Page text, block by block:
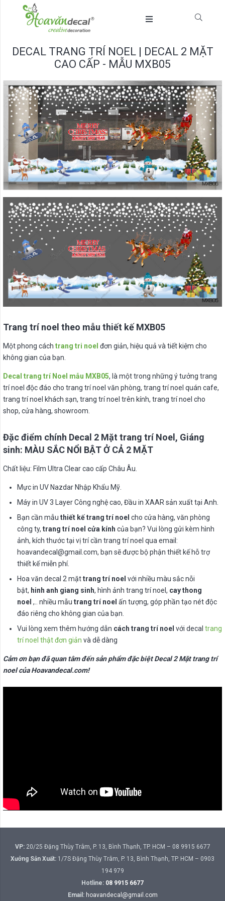
DECAL TRANG TRÍ NOEL | DECAL 2 MẶT
CAO CẤP - MẪU MXB05
Trang trí noel theo mẫu thiết kế MXB05
Một phong cách trang tri noel đơn giản, hiệu quả và tiết kiệm cho
không gian của bạn.
Decal trang trí Noel mẫu MXB05, là một trong những ý tưởng trang
trí noel độc đáo cho trang trí noel văn phòng, trang trí noel quán cafe,
trang trí noel khách sạn, trang trí noel trên kính, trang trí noel cho
shop, cửa hàng, showroom.
Đặc điểm chính Decal 2 Mặt trang trí Noel, Giáng
sinh: MÀU SẮC NỔI BẬT Ở CẢ 2 MẶT
Chất liệu: Film Ultra Clear cao cấp Châu Âu.
Mực in UV Nazdar Nhập Khẩu Mỹ.
Máy in UV 3 Layer Công nghệ cao, Đầu in XAAR sản xuất tại Anh.
Bạn cần mẫu thiết kế trang trí noel cho cửa hàng, văn phòng
công ty, trang trí noel cửa kính của bạn? Vui lòng gửi kèm hình
ảnh, kích thước tại vị trí cần trang trí noel qua email:
hoavandecal@gmail.com, bạn sẽ được bộ phận thiết kế hỗ trợ
thiết kế miễn phí.
Hoa văn decal 2 mặttrang trí noel với nhiều màu sắc nỗi
bật, hinh anh giang sinh, hình ảnh trang trí noel, cay thong
noel ,.. nhiều mẫu trang trí noel ấn tượng, góp phần tạo nét độc
đáo riêng cho không gian của bạn.
Vui lòng xem thêm hướng dẫn cách trang trí noel với decal trang
trí noel thật đơn giản và dễ dàng
Cảm ơn bạn đã quan tâm đến sản phẩm đặc biệt Decal 2 Mặt trang trí
noel của Hoavandecal.com!
VP:20/25 Đặng Thùy Trâm, P. 13, Bình Thạnh, TP. HCM – 08 9915 6677
Xưởng Sản Xuất: 1/7S Đặng Thùy Trâm, P. 13, Bình Thạnh, TP. HCM – 0903
194 979
Hotline: 08 9915 6677
Email: hoavandecal@gmail.com